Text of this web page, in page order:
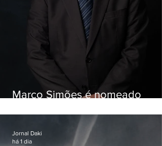
Marco Simões é nomeado
Jornal Daki
há 1 dia